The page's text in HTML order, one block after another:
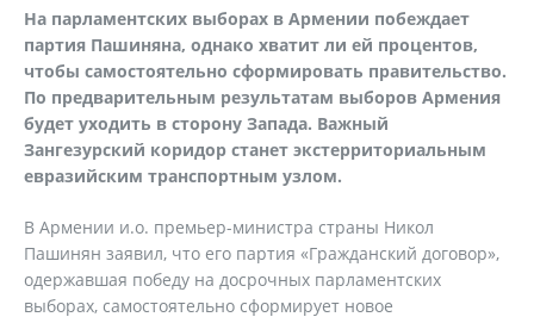
На парламентских выборах в Армении побеждает
партия Пашиняна, однако хватит ли ей процентов,
чтобы самостоятельно сформировать правительство.
По предварительным результатам выборов Армения
будет уходить в сторону Запада. Важный
Зангезурский коридор станет экстерриториальным
евразийским транспортным узлом.
В Армении и.о. премьер-министра страны Никол
Пашинян заявил, что его партия «Гражданский договор»,
одержавшая победу на досрочных парламентских
выборах, самостоятельно сформирует новое